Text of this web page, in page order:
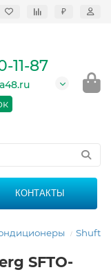
₽
11-87
КОНТАКТЫ
Shuft
SFTO-